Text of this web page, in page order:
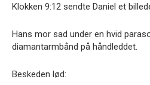
Klokken 9:12 sendte Daniel et
Hans mor sad under en hvid
diamantarmbånd på håndleddet.
Beskeden lød: